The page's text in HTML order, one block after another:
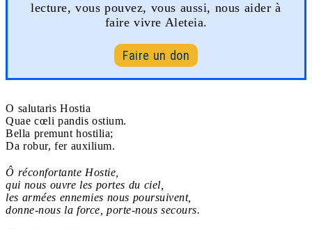
lecture, vous pouvez, vous aussi, nous aider à
faire vivre Aleteia.
Faire un don
O salutaris Hostia
Quae cœli pandis ostium.
Bella premunt hostilia;
Da robur, fer auxilium.
Ô réconfortante Hostie,
qui nous ouvre les portes du ciel,
les armées ennemies nous poursuivent,
donne-nous la force, porte-nous secours.